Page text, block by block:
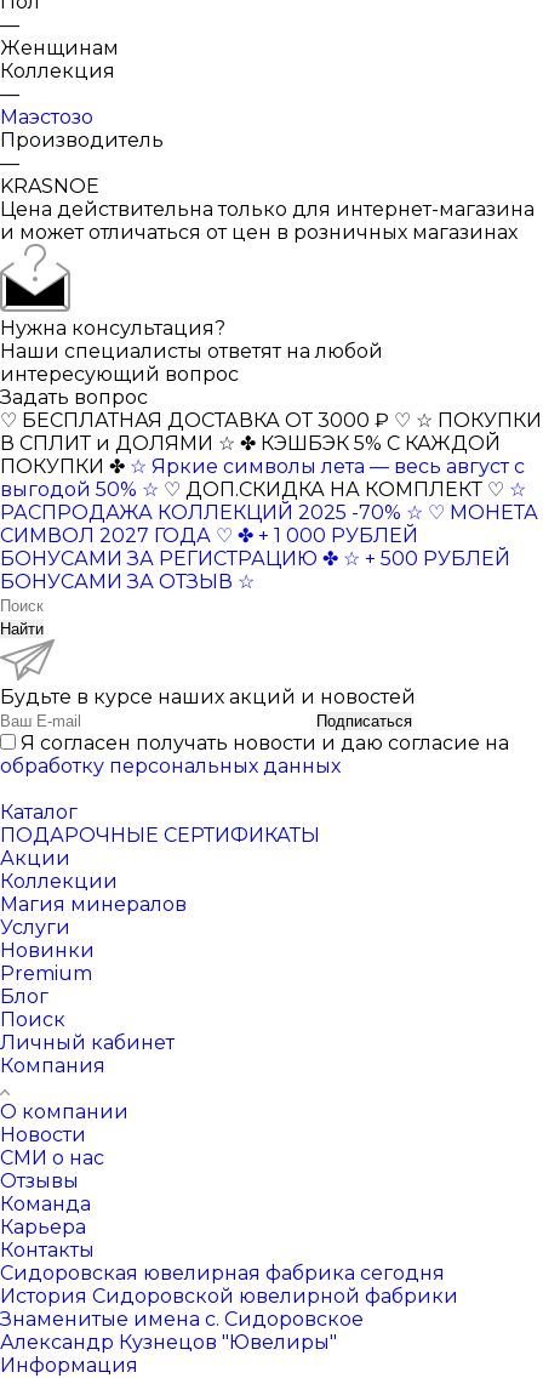
—
Женщинам
Коллекция
—
Маэстозо
Производитель
—
KRASNOE
Цена действительна только для интернет-магазина
и может отличаться от цен в розничных магазинах
Нужна консультация?
Наши специалисты ответят на любой
интересующий вопрос
Задать вопрос
♡ БЕСПЛАТНАЯ ДОСТАВКА ОТ 3000 ₽ ♡ ☆ ПОКУПКИ
В СПЛИТ и ДОЛЯМИ ☆ ✤ КЭШБЭК 5% С КАЖДОЙ
ПОКУПКИ ✤ ☆ Яркие символы лета — весь август с
выгодой 50% ☆ ♡ ДОП.СКИДКА НА КОМПЛЕКТ ♡ ☆
РАСПРОДАЖА КОЛЛЕКЦИЙ 2025 -70% ☆ ♡ МОНЕТА
СИМВОЛ 2027 ГОДА ♡ ✤ + 1 000 РУБЛЕЙ
БОНУСАМИ ЗА РЕГИСТРАЦИЮ ✤ ☆ + 500 РУБЛЕЙ
БОНУСАМИ ЗА ОТЗЫВ ☆
Найти
Будьте в курсе наших акций и новостей
Подписаться
Я согласен получать новости и даю согласие на
обработку персональных данных
Каталог
ПОДАРОЧНЫЕ СЕРТИФИКАТЫ
Акции
Коллекции
Магия минералов
Услуги
Новинки
Premium
Блог
Поиск
Личный кабинет
Компания
О компании
Новости
СМИ о нас
Отзывы
Команда
Карьера
Контакты
Сидоровская ювелирная фабрика сегодня
История Сидоровской ювелирной фабрики
Знаменитые имена с. Сидоровское
Александр Кузнецов "Ювелиры"
Информация